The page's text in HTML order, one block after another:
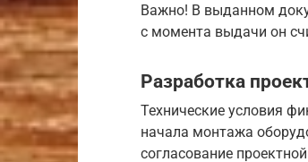
Важно! В выданном
с момента выдачи он
Разработка
Технические условия
начала монтажа
согласование